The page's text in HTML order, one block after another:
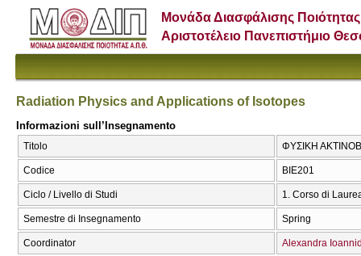
Μονάδα Διασφάλισης Ποιότητας
Αριστοτέλειο Πανεπιστήμιο
Radiation Physics and Applications of Isotopes
Informazioni sull’Insegnamento
Titolo ΦΥΣΙΚΗ
Codice ΒΙΕ201
Ciclo / Livello di Studi 1. Corso di
Semestre di Insegnamento Spring
Coordinator Alexandra